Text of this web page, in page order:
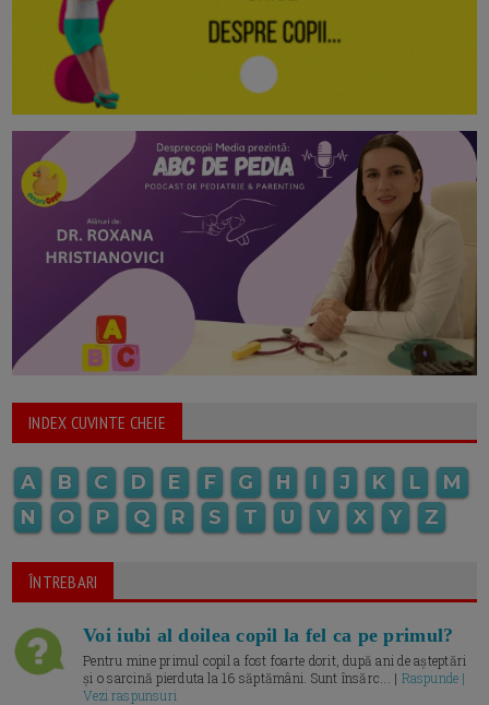
INDEX CUVINTE CHEIE
A B C D E F G H I J K L
M
N
O P Q R S T U V X Y Z
ÎNTREBARI
Voi iubi al doilea copil la fel ca pe primul?
Pentru mine primul copil a fost foarte dorit, după ani de așteptări
și o sarcină pierduta la 16 săptămâni. Sunt însărc... | Raspunde |
Vezi raspunsuri